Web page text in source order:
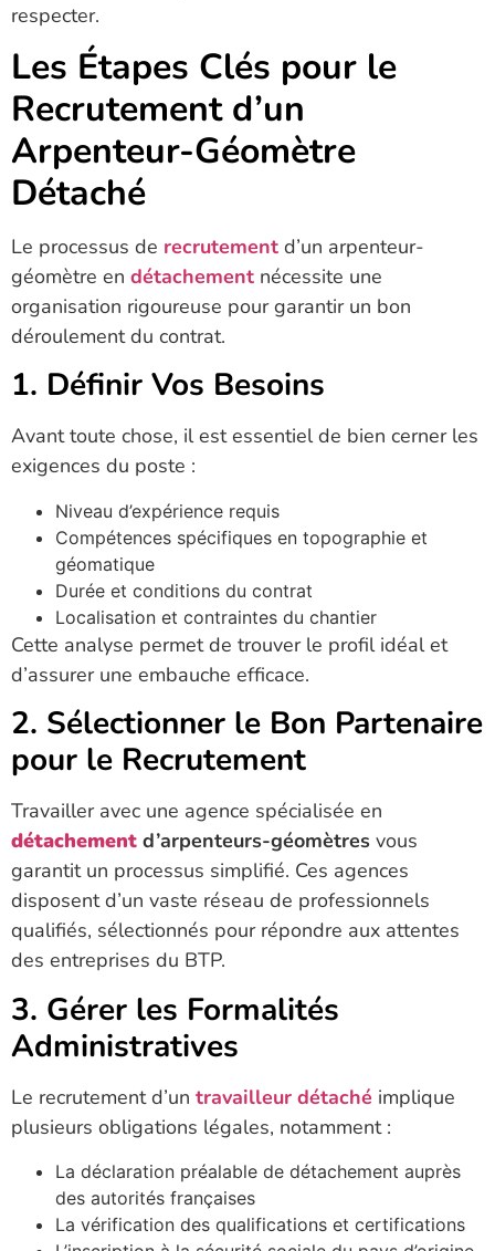
respecter.
Les Étapes Clés pour le
Recrutement d’un
Arpenteur-Géomètre
Détaché
Le processus de recrutement d’un arpenteur-
géomètre en détachement nécessite une
organisation rigoureuse pour garantir un bon
déroulement du contrat.
1. Définir Vos Besoins
Avant toute chose, il est essentiel de bien cerner les
exigences du poste :
Niveau d’expérience requis
Compétences spécifiques en topographie et
géomatique
Durée et conditions du contrat
Localisation et contraintes du chantier
Cette analyse permet de trouver le profil idéal et
d’assurer une embauche efficace.
2. Sélectionner le Bon Partenaire
pour le Recrutement
Travailler avec une agence spécialisée en
détachement d’arpenteurs-géomètres vous
garantit un processus simplifié. Ces agences
disposent d’un vaste réseau de professionnels
qualifiés, sélectionnés pour répondre aux attentes
des entreprises du BTP.
3. Gérer les Formalités
Administratives
Le recrutement d’un travailleur détaché implique
plusieurs obligations légales, notamment :
La déclaration préalable de détachement auprès
des autorités françaises
La vérification des qualifications et certifications